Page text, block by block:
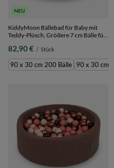
NEU
KiddyMoon Bällebad für Baby mit
Teddy-Plüsch, Größere 7 cm Bälle für
Abnehmbarer Bezug, Creme:
Perle/Transparent, 90 x 30 cm 200
Bälle
82,90 € / Stück
90 x 30 cm 200 Bälle 90 x 30 cm